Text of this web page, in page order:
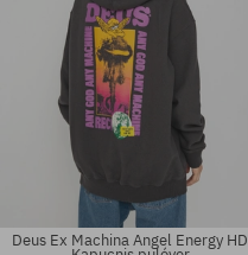
Deus Ex Machina Angel Energy HD